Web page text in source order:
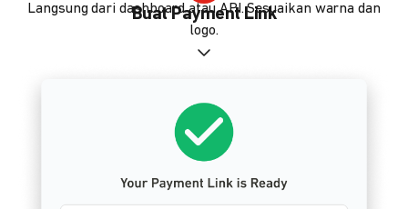
Buat Payment Link
Langsung dari dashboard atau API. Sesuaikan warna dan
logo.